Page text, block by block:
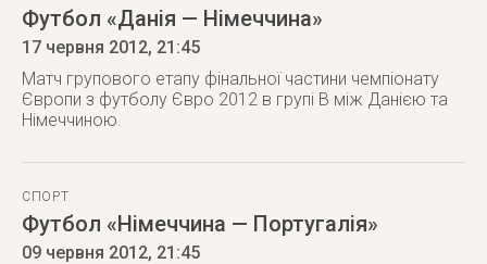
Футбол «Данія — Німеччина»
17 червня 2012, 21:45
Матч групового етапу фінальної частини чемпіонату
Європи з футболу Євро 2012 в групі B між Данією та
Німеччиною.
СПОРТ
Футбол «Німеччина — Португалія»
09 червня 2012, 21:45